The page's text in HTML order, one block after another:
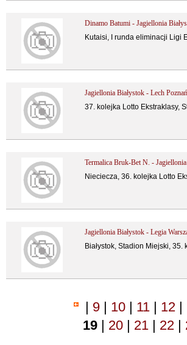
Dinamo Batumi - Jagiellonia
Kutaisi, I runda eliminacji Ligi
Jagiellonia Białystok - Lech
37. kolejka Lotto Ekstraklasy,
Termalica Bruk-Bet N. -
Nieciecza, 36. kolejka Lotto
Jagiellonia Białystok - Legia
Białystok, Stadion Miejski,
| 9 | 10 | 11 | 12 |
19 | 20 | 21 | 22 |